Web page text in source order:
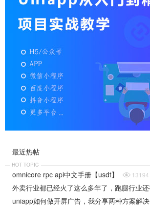
最近热帖
HOT TOPIC
omnicore rpc api中文手册【usdt】  13194
uniapp如何做开屏广告，我分享两种方案解决